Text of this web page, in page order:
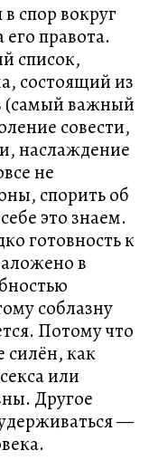
спор вокруг
его правота.
список,
состоящий из
(самый важный
совести,
наслаждение
не
спорить об
это знаем.
готовность к
в
соблазну
Потому что
силён, как
или
Другое
—